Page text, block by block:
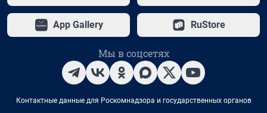
App Gallery RuStore
Мы в соцсетях
Контактные данные для Роскомнадзора и государственных органов